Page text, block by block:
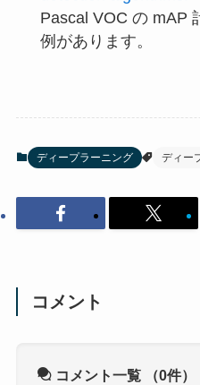
Pascal VOC の mAP
例があります。
ディープラーニング ディー
コメント
コメント一覧 （0件）